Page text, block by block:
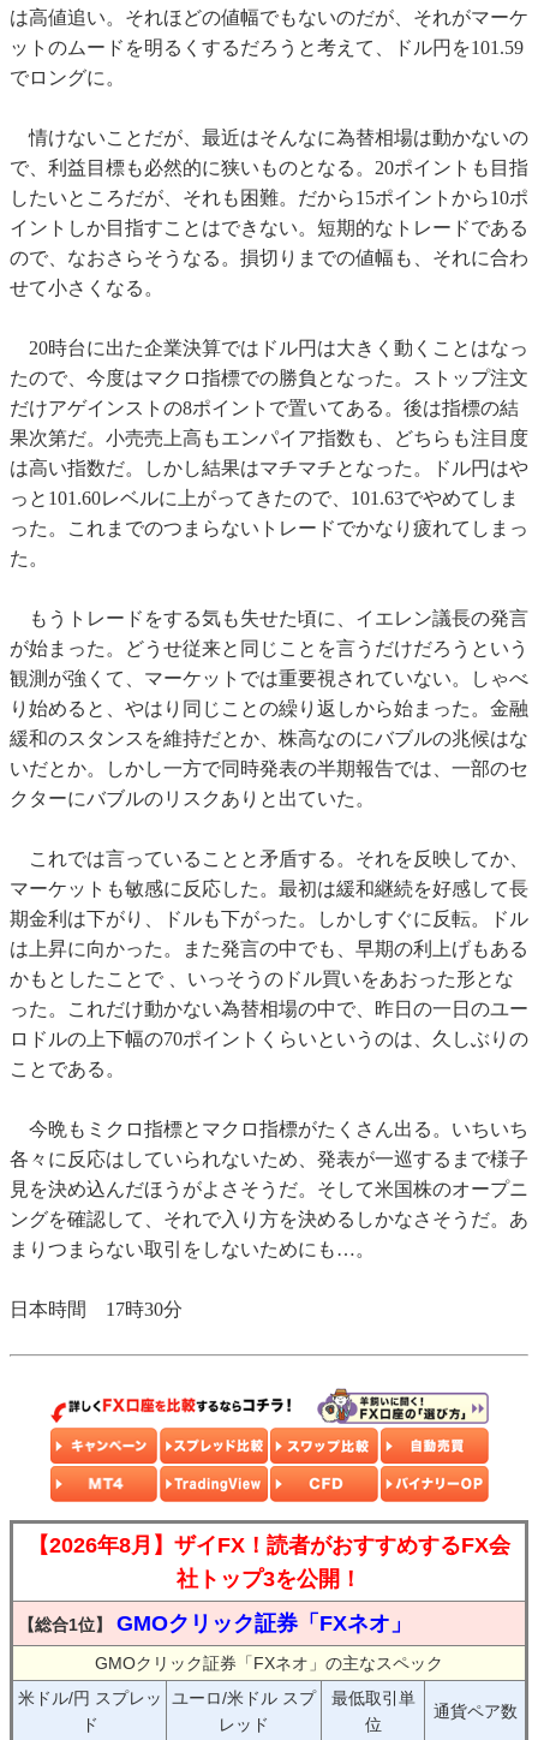
は高値追い。それほどの値幅でもないのだが、それがマーケ
ットのムードを明るくするだろうと考えて、ドル円を101.59
でロングに。
情けないことだが、最近はそんなに為替相場は動かないの
で、利益目標も必然的に狭いものとなる。20ポイントも目指
したいところだが、それも困難。だから15ポイントから10ポ
イントしか目指すことはできない。短期的なトレードである
ので、なおさらそうなる。損切りまでの値幅も、それに合わ
せて小さくなる。
20時台に出た企業決算ではドル円は大きく動くことはなっ
たので、今度はマクロ指標での勝負となった。ストップ注文
だけアゲインストの8ポイントで置いてある。後は指標の結
果次第だ。小売売上高もエンパイア指数も、どちらも注目度
は高い指数だ。しかし結果はマチマチとなった。ドル円はや
っと101.60レベルに上がってきたので、101.63でやめてしま
った。これまでのつまらないトレードでかなり疲れてしまっ
た。
もうトレードをする気も失せた頃に、イエレン議長の発言
が始まった。どうせ従来と同じことを言うだけだろうという
観測が強くて、マーケットでは重要視されていない。しゃべ
り始めると、やはり同じことの繰り返しから始まった。金融
緩和のスタンスを維持だとか、株高なのにバブルの兆候はな
いだとか。しかし一方で同時発表の半期報告では、一部のセ
クターにバブルのリスクありと出ていた。
これでは言っていることと矛盾する。それを反映してか、
マーケットも敏感に反応した。最初は緩和継続を好感して長
期金利は下がり、ドルも下がった。しかしすぐに反転。ドル
は上昇に向かった。また発言の中でも、早期の利上げもある
かもとしたことで 、いっそうのドル買いをあおった形とな
った。これだけ動かない為替相場の中で、昨日の一日のユー
ロドルの上下幅の70ポイントくらいというのは、久しぶりの
ことである。
今晩もミクロ指標とマクロ指標がたくさん出る。いちいち
各々に反応はしていられないため、発表が一巡するまで様子
見を決め込んだほうがよさそうだ。そして米国株のオープニ
ングを確認して、それで入り方を決めるしかなさそうだ。あ
まりつまらない取引をしないためにも…。
日本時間 17時30分
【2026年8月】ザイFX！読者がおすすめするFX会
社トップ3を公開！
【総合1位】 GMOクリック証券「FXネオ」
GMOクリック証券「FXネオ」の主なスペック
米ドル/円 スプレッ
ド
ユーロ/米ドル スプ
レッド
最低取引単
位
通貨ペア数